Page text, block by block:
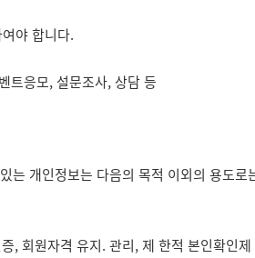
야 합니다.
트응모, 설문조사, 상담 등
는 개인정보는 다음의 목적 이외의 용도
, 회원자격 유지. 관리, 제 한적 본인확인